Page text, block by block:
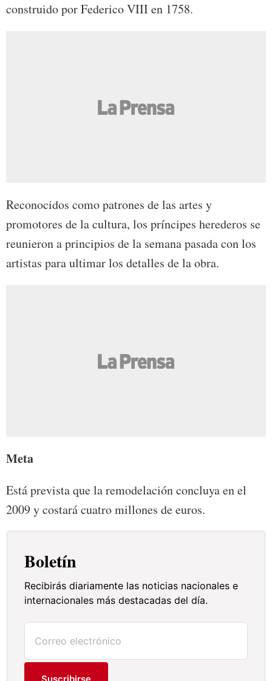
construido por Federico VIII en 1758.
Reconocidos como patrones de las artes y
promotores de la cultura, los príncipes herederos se
reunieron a principios de la semana pasada con los
artistas para ultimar los detalles de la obra.
Meta
Está prevista que la remodelación concluya en el
2009 y costará cuatro millones de euros.
Boletín
Recibirás diariamente las noticias nacionales e
internacionales más destacadas del día.